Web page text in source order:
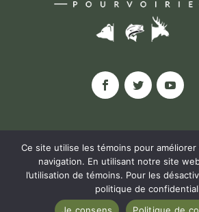
© POURVOIRIE FER À
Ce site utilise les témoins pour
navigation. En utilisant notre site
l’utilisation de témoins. Pour les
politique de
Je consens
Politique de